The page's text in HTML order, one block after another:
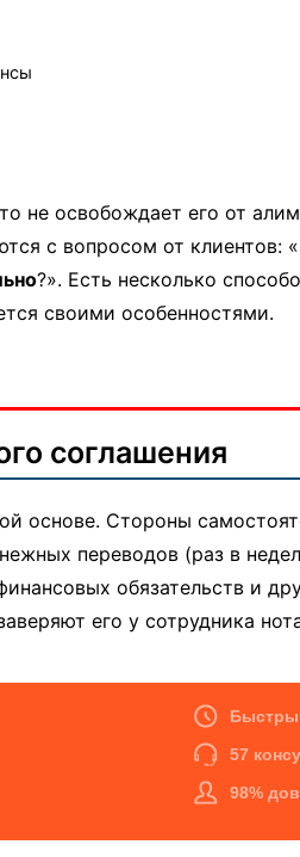
не освобождает его от
с вопросом от клиентов: «
?». Есть несколько
своими особенностями.
соглашения
основе. Стороны
переводов (раз в
обязательств и
его у сотрудника